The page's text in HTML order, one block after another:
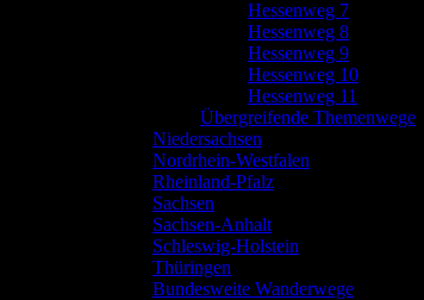
Hessenweg 7
Hessenweg 8
Hessenweg 9
Hessenweg 10
Hessenweg 11
Übergreifende Themenwege
Niedersachsen
Nordrhein-Westfalen
Rheinland-Pfalz
Sachsen
Sachsen-Anhalt
Schleswig-Holstein
Thüringen
Bundesweite Wanderwege